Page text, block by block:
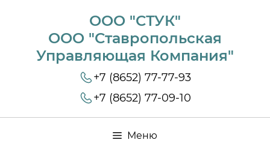
ООО "СТУК"
ООО "Ставропольская
Управляющая Компания"
+7 (8652) 77-77-93
+7 (8652) 77-09-10
Меню